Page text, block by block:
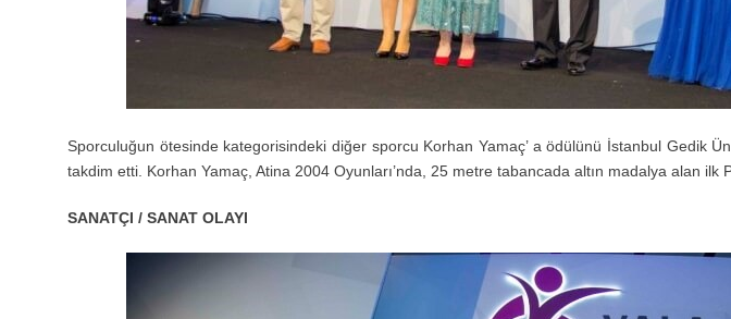
Sporculuğun ötesinde kategorisindeki diğer sporcu Korhan Yamaç’ a ödülünü İstanbul Gedik
takdim etti. Korhan Yamaç, Atina 2004 Oyunları’nda, 25 metre tabancada altın madalya alan ilk
SANATÇI / SANAT OLAYI